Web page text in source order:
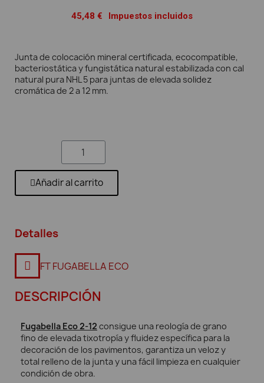
45,48 € Impuestos incluidos
Junta de colocación mineral certificada, ecocompatible,
bacteriostática y fungistática natural estabilizada con cal
natural pura NHL 5 para juntas de elevada solidez
cromática de 2 a 12 mm.
Añadir al carrito
Detalles
FT FUGABELLA ECO
DESCRIPCIÓN
Fugabella Eco 2-12 consigue una reología de grano
fino de elevada tixotropía y fluidez específica para la
decoración de los pavimentos, garantiza un veloz y
total relleno de la junta y una fácil limpieza en cualquier
condición de obra.